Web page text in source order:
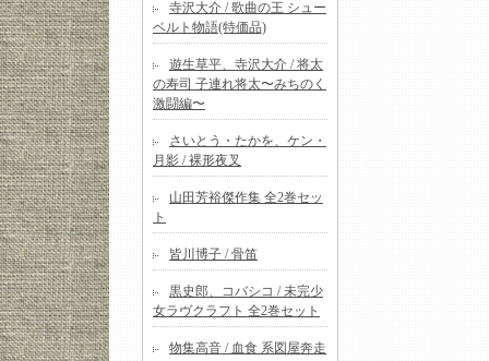
寺沢大介 / 歌曲の王 シュー
ベルト物語(特価品)
遊生草平、寺沢大介 / 将太
の寿司 子連れ将太〜みちのく
激闘編〜
さいとう・たかを、ケン・
月影 / 裸形夜叉
山田芳裕傑作集 全2巻セッ
ト
皆川博子 / 骨笛
黒史郎、コバシコ / 未完少
女ラヴクラフト 全2巻セット
物集高音 / 血食 系図屋奔走